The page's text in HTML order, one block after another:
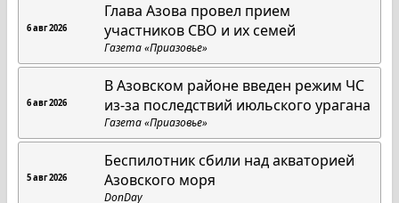
6 авг 2026
Глава Азова провел прием
участников СВО и их семей
Газета «Приазовье»
6 авг 2026
В Азовском районе введен режим ЧС
из-за последствий июльского урагана
Газета «Приазовье»
5 авг 2026
Беспилотник сбили над акваторией
Азовского моря
DonDay